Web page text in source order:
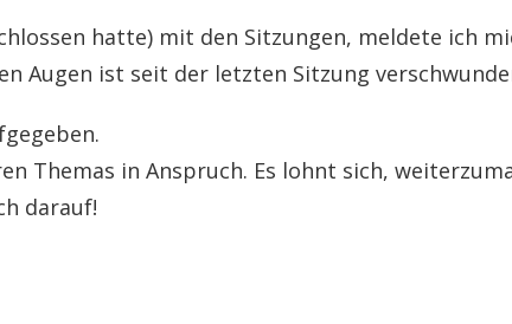
hatte) mit den Sitzungen, meldete ich
Augen ist seit der letzten Sitzung
Themas in Anspruch. Es lohnt sich,
darauf!